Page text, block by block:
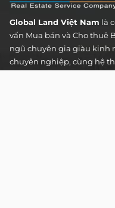
Global Land Việt Nam là
vấn Mua bán và Cho thuê
ngũ chuyên gia giàu kinh
chuyên nghiệp, cùng hệ